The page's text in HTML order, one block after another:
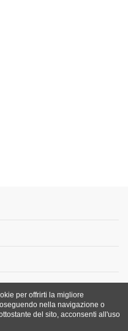
per offrirti la migliore
nella navigazione o
del sito, acconsenti all'uso